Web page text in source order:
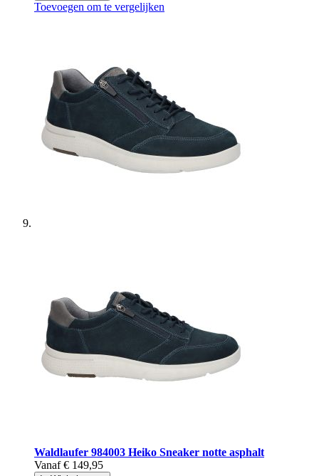
Toevoegen om te vergelijken
Waldlaufer 984003 Heiko Sneaker notte asphalt
Vanaf € 149,95